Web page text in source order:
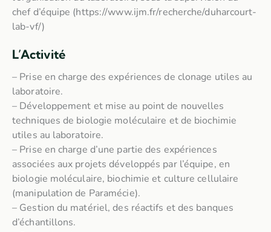
chef d’équipe (https://www.ijm.fr/recherche/duharcourt-
lab-vf/)
L’Activité
– Prise en charge des expériences de clonage utiles au
laboratoire.
– Développement et mise au point de nouvelles
techniques de biologie moléculaire et de biochimie
utiles au laboratoire.
– Prise en charge d’une partie des expériences
associées aux projets développés par l’équipe, en
biologie moléculaire, biochimie et culture cellulaire
(manipulation de Paramécie).
– Gestion du matériel, des réactifs et des banques
d’échantillons.